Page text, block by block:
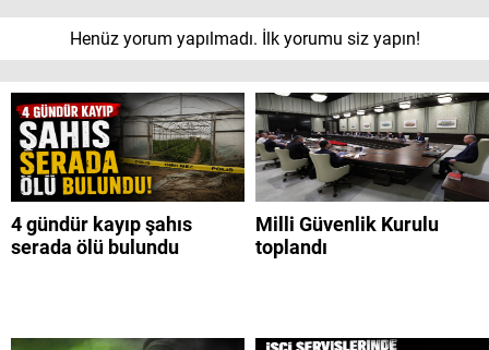
Henüz yorum yapılmadı. İlk yorumu siz yapın!
4 gündür kayıp şahıs
serada ölü bulundu
Milli Güvenlik Kurulu
toplandı